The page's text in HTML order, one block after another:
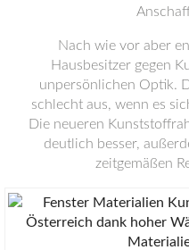
Nach wie vor aber
Hausbesitzer gegen
unpersönlichen Optik.
schlecht aus, wenn es
Die neueren
deutlich besser,
zeitgemäßen